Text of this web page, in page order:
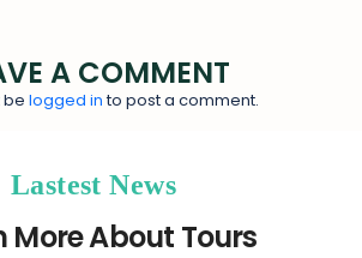
A COMMENT
be logged into post a comment.
Lastest News
More About Tours